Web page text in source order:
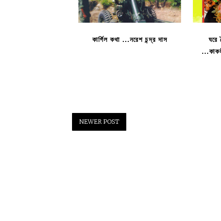
কার্গিল কথা ...নরেশ চন্দ্র দাস
ঘরে
NEWER POST